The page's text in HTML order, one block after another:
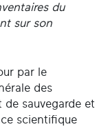
du
sur son
par le
des
de sauvegarde et
scientifique